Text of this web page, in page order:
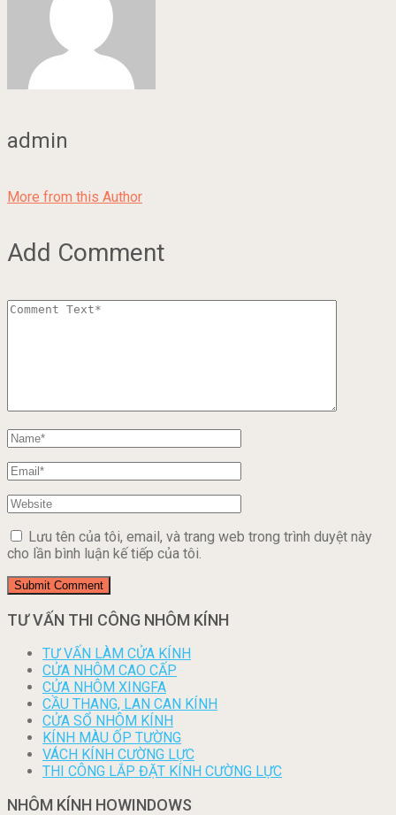
admin
More from this Author
Add Comment
Lưu tên của tôi, email, và trang web trong trình duyệt này
cho lần bình luận kế tiếp của tôi.
TƯ VẤN THI CÔNG NHÔM KÍNH
TƯ VẤN LÀM CỬA KÍNH
CỬA NHÔM CAO CẤP
CỬA NHÔM XINGFA
CẦU THANG, LAN CAN KÍNH
CỬA SỔ NHÔM KÍNH
KÍNH MÀU ỐP TƯỜNG
VÁCH KÍNH CƯỜNG LỰC
THI CÔNG LẮP ĐẶT KÍNH CƯỜNG LỰC
NHÔM KÍNH HOWINDOWS